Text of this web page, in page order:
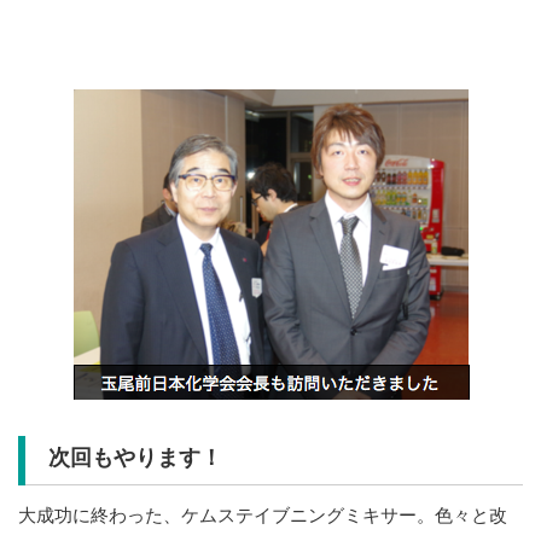
次回もやります！
大成功に終わった、ケムステイブニングミキサー。色々と改